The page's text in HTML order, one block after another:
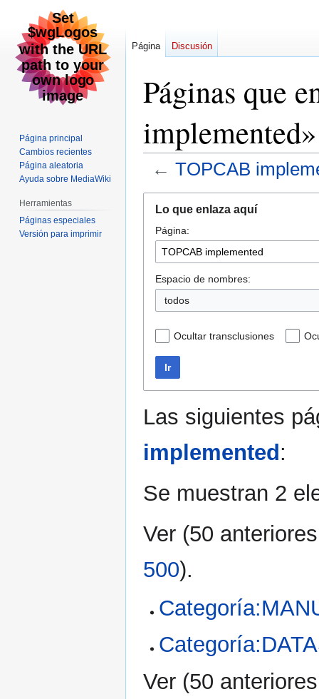
Páginas que
implemented»
← TOPCAB
navegación
búsqueda
Lo que enlaza aquí
Página:
Espacio de nombres:
todos
Ocultar transclusiones
Ir
Las siguientes
implemented:
Se muestran 2
Ver (50 anteriores
500).
Ver (50 anteriores
Página Discusión
Página principal
Cambios recientes
Página aleatoria
Ayuda sobre MediaWiki
Herramientas
Páginas especiales
Versión para imprimir